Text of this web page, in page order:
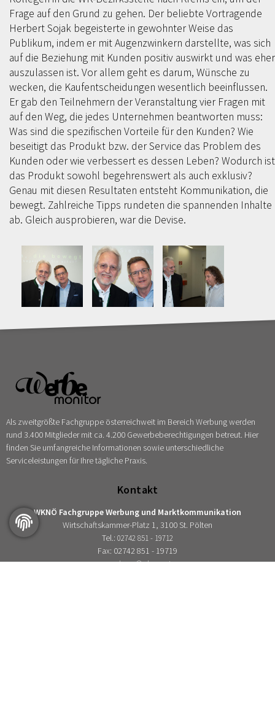
Frage auf den Grund zu gehen. Der beliebte Vortragende
Herbert Sojak begeisterte in gewohnter Weise das
Publikum, indem er mit Augenzwinkern darstellte, was sich
auf die Beziehung mit Kunden positiv auswirkt und was eher
auszulassen ist. Vor allem geht es darum, Wünsche zu
wecken, die Kaufentscheidungen wesentlich beeinflussen.
Er gab den Teilnehmern der Veranstaltung vier Fragen mit
auf den Weg, die jedes Unternehmen beantworten muss:
Was sind die spezifischen Vorteile für den Kunden? Wie
beseitigt das Produkt bzw. der Service das Problem des
Kunden oder wie verbessert es dessen Leben? Wodurch ist
das Produkt sowohl begehrenswert als auch exklusiv?
Genau mit diesen Resultaten entsteht Kommunikation, die
bewegt. Zahlreiche Tipps rundeten die spannenden Inhalte
ab. Gleich ausprobieren, war die Devise.
Als zweitgrößte Fachgruppe österreichweit im Bereich Werbung werden
rund 3.400 Mitglieder mit ca. 4.200 Gewerbeberechtigungen betreut. Hier
finden Sie umfangreiche Informationen sowie unterschiedliche
Serviceleistungen für Ihre tägliche Praxis.
Kontakt
WKNÖ Fachgruppe Werbung und Marktkommunikation
Wirtschaftskammer-Platz 1, 3100 St. Pölten
Tel.: 02742 851 - 19712
Fax: 02742 851 - 19719
werbung@wknoe.at